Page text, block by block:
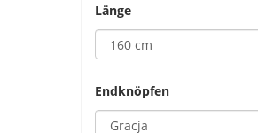
Länge
Endknöpfen